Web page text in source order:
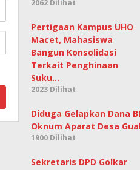
2062 Dilihat
Pertigaan Kampus UHO
Macet, Mahasiswa
Bangun Konsolidasi
Terkait Penghinaan
Suku…
2023 Dilihat
Diduga Gelapkan Dana
Oknum Aparat Desa
1900 Dilihat
Sekretaris DPD Golkar